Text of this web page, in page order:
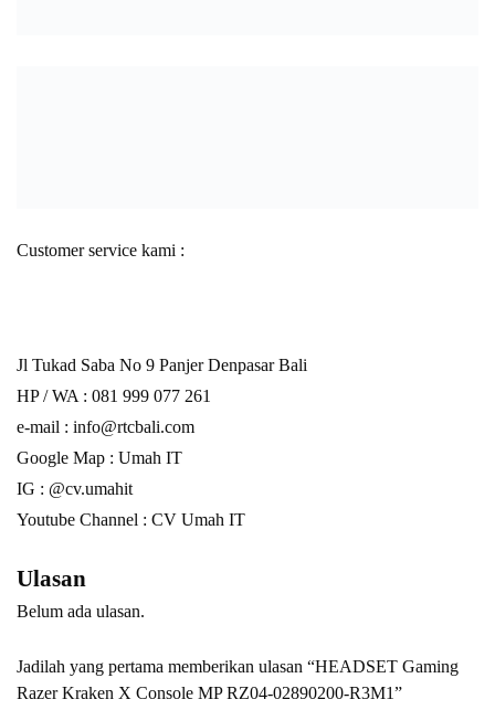
Customer service kami :
Jl Tukad Saba No 9 Panjer Denpasar Bali
HP / WA : 081 999 077 261
e-mail : info@rtcbali.com
Google Map : Umah IT
IG : @cv.umahit
Youtube Channel : CV Umah IT
Ulasan
Belum ada ulasan.
Jadilah yang pertama memberikan ulasan “HEADSET Gaming
Razer Kraken X Console MP RZ04-02890200-R3M1”